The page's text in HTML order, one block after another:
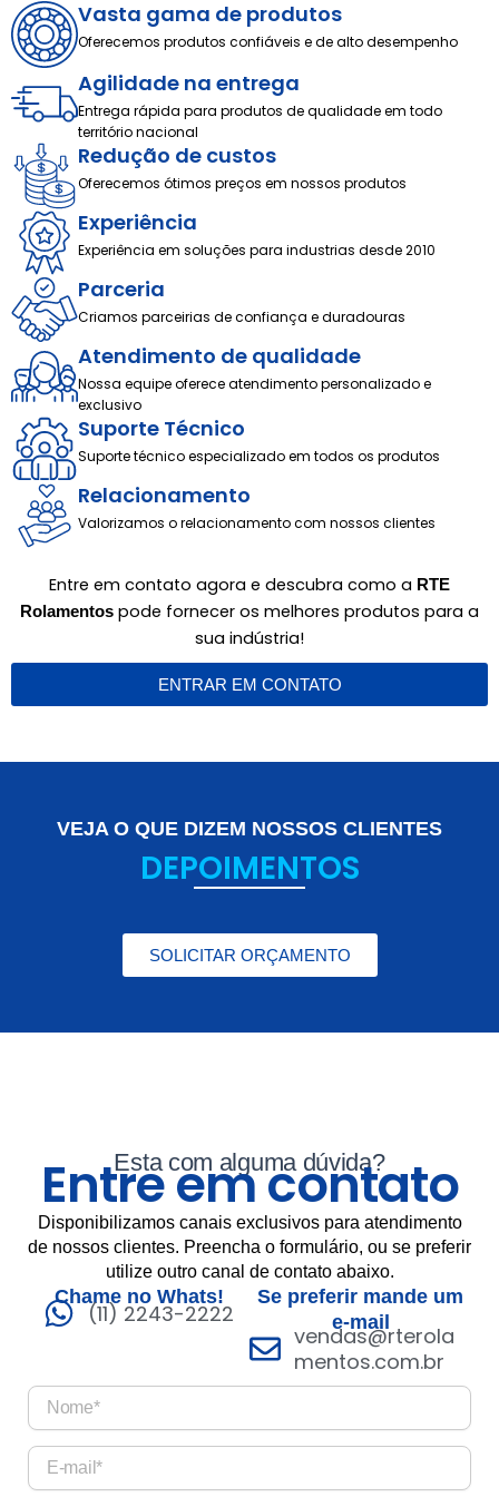
Vasta gama de produtos
Oferecemos produtos confiáveis e de alto desempenho
Agilidade na entrega
Entrega rápida para produtos de qualidade em todo
território nacional
Redução de custos
Oferecemos ótimos preços em nossos produtos
Experiência
Experiência em soluções para industrias desde 2010
Parceria
Criamos parceirias de confiança e duradouras
Atendimento de qualidade
Nossa equipe oferece atendimento personalizado e
exclusivo
Suporte Técnico
Suporte técnico especializado em todos os produtos
Relacionamento
Valorizamos o relacionamento com nossos clientes
Entre em contato agora e descubra como a RTE
Rolamentos pode fornecer os melhores produtos para a
sua indústria!
ENTRAR EM CONTATO
VEJA O QUE DIZEM NOSSOS CLIENTES
DEPOIMENTOS
SOLICITAR ORÇAMENTO
Esta com alguma dúvida?
Entre em contato
Disponibilizamos canais exclusivos para atendimento
de nossos clientes. Preencha o formulário, ou se preferir
utilize outro canal de contato abaixo.
Chame no Whats!
(11) 2243-2222
Se preferir mande um
e-mail
vendas@rterola
mentos.com.br
N
m
E